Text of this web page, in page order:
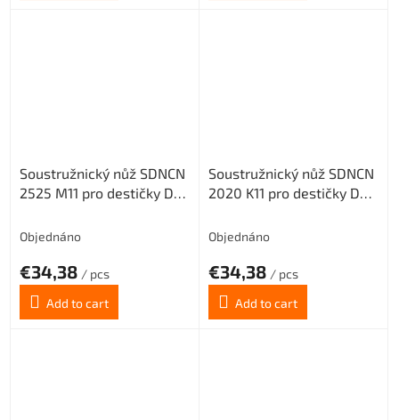
Soustružnický nůž SDNCN
2525 M11 pro destičky DC..
Objednáno
€34,38 / pcs
Add to cart
Soustružnický nůž SDNCN
2020 K11 pro destičky DC..
Objednáno
€34,38 / pcs
Add to cart